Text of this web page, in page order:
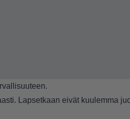
Lapsetkaan eivät kuulemma